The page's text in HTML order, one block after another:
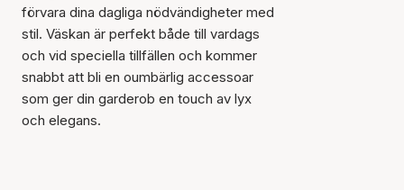
förvara dina dagliga nödvändigheter med
stil. Väskan är perfekt både till vardags
och vid speciella tillfällen och kommer
snabbt att bli en oumbärlig accessoar
som ger din garderob en touch av lyx
och elegans.